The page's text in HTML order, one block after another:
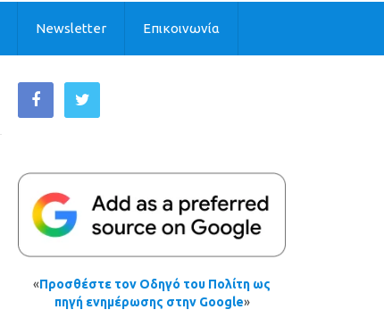
Newsletter Επικοινωνία
«Προσθέστε τον Οδηγό του Πολίτη ως
πηγή ενημέρωσης στην Google»